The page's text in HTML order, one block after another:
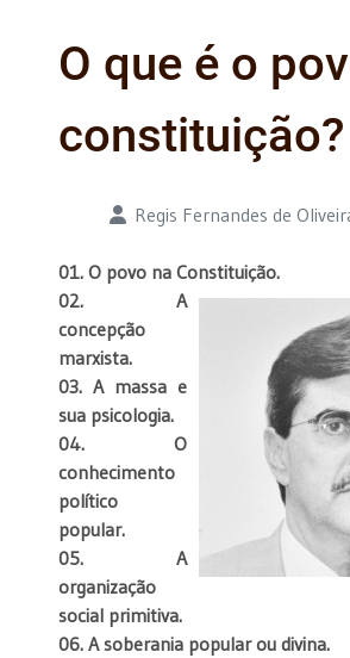
O que é o
constituição?
Detalhes Regis Fernandes de
01. O povo na Constituição.
02. A
concepção
marxista.
03. A massa e
sua psicologia.
04. O
conhecimento
político
popular.
05. A
organização
social primitiva.
06. A soberania popular ou divina.